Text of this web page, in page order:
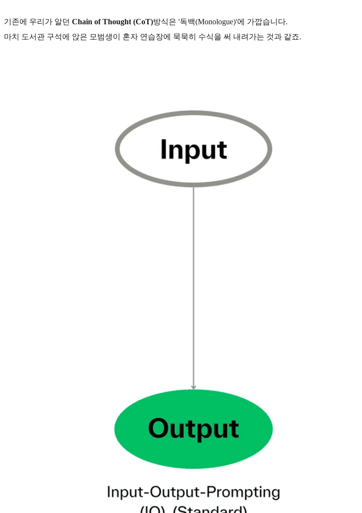
기존에 우리가 알던 Chain of Thought (CoT)방식은 '독백(Monologue)'에 가깝습니다.
마치 도서관 구석에 앉은 모범생이 혼자 연습장에 묵묵히 수식을 써 내려가는 것과 같죠.